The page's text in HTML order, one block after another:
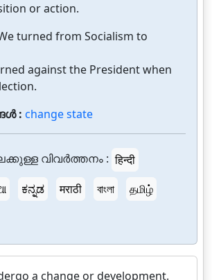
or action.
turned from Socialism to
against the President when
: change state
വിവർത്തനം : हिन्दी
ಕನ್ನಡ मराठी বাংলা
தமிழ்
a change or development.